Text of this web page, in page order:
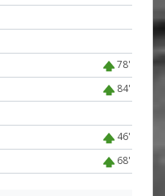
78'
84'
46'
68'